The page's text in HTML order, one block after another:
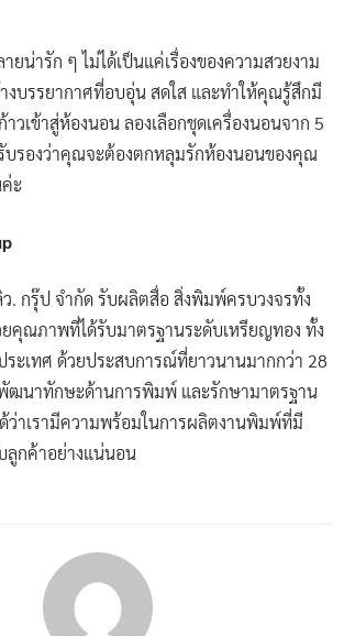
ยน่ารัก ๆ ไม่ได้เป็นแค่เรื่องของความสวยงาม
งบรรยากาศที่อบอุ่น สดใส และทำให้คุณรู้สึกมี
วเข้าสู่ห้องนอน ลองเลือกชุดเครื่องนอนจาก 5
บรองว่าคุณจะต้องตกหลุมรักห้องนอนของคุณ
ะ
. กรุ๊ป จำกัด รับผลิตสื่อ สิ่งพิมพ์ครบวงจรทั้ง
คุณภาพที่ได้รับมาตรฐานระดับเหรียญทอง ทั้ง
ระเทศ ด้วยประสบการณ์ที่ยาวนานมากกว่า 28
ฒนาทักษะด้านการพิมพ์ และรักษามาตรฐาน
ว่าเรามีความพร้อมในการผลิตงานพิมพ์ที่มี
กค้าอย่างแน่นอน